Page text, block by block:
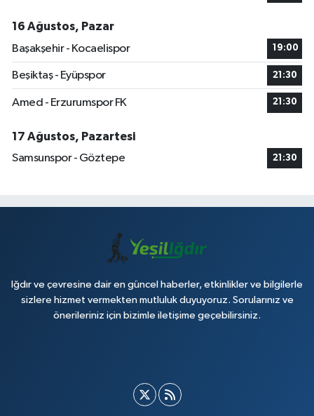
16 Ağustos, Pazar
Başakşehir - Kocaelispor
19:00
Beşiktaş - Eyüpspor 21:30
Amed - Erzurumspor FK 21:30
17 Ağustos, Pazartesi
Samsunspor - Göztepe
21:30
Iğdır ve çevresine dair en güncel haberler, etkinlikler ve bilgilerle
sizlere hizmet vermekten mutluluk duyuyoruz. Sorularınız ve
önerileriniz için bizimle iletişime geçebilirsiniz.